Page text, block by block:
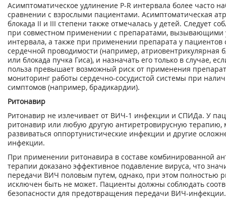
Асимптоматическое удлинение P-R интервала более часто
сравнении с взрослыми пациентами. Асимптоматическая
блокада II и III степени также отмечалась у детей. Следует
при совместном применении с препаратами, вызывающими
интервала, а также при применении препарата у
сердечной проводимости (например, атриовентрикулярная
или блокада пучка Гиса), и назначать его только в случае,
польза превышает возможный риск от применения
мониторинг работы сердечно-сосудистой системы при
симптомов (например, брадикардии).
Ритонавир
Ритонавир не излечивает от ВИЧ-1 инфекции и СПИДа. У
ритонавир или любую другую антиретровирусную терапию,
развиваться оппортунистические инфекции и другие
инфекции.
При применении ритонавира в составе комбинированной
терапии доказано эффективное подавление вируса, что
передачи ВИЧ половым путем, однако, при этом полностью
исключен быть не может. Пациенты должны соблюдать
безопасности для предотвращения передачи ВИЧ-инфекции.